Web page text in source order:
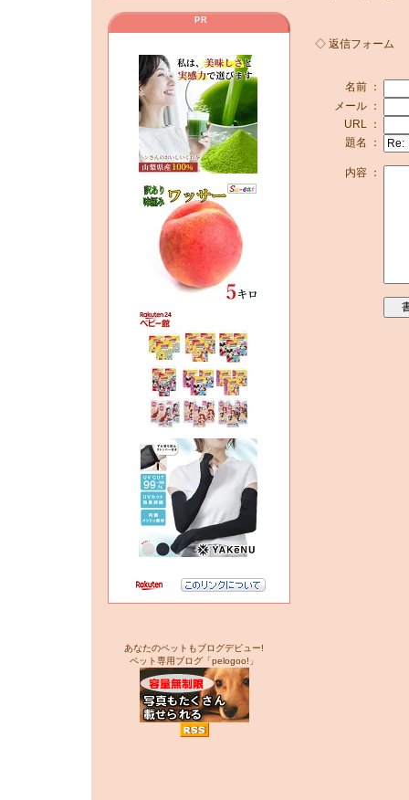
PR
あなたのペットもブログデビュー!
ペット専用ブログ「pelogoo!」
◇ 返信フォーム
名前 ：
メール ：
URL ：
題名 ：
内容 ：